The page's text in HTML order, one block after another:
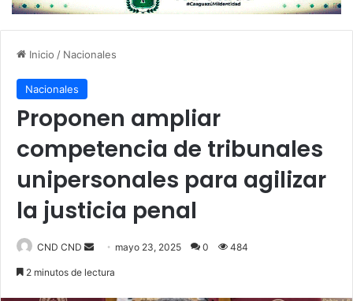
Inicio / Nacionales
Nacionales
Proponen ampliar
competencia de tribunales
unipersonales para agilizar
la justicia penal
CND CND mayo 23, 2025 0 484
2 minutos de lectura